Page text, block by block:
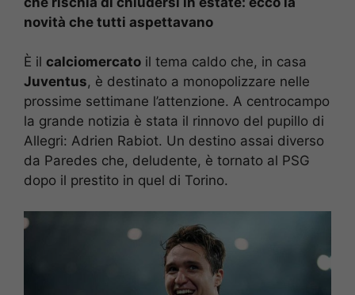
novità che tutti aspettavano
È il calciomercato il tema caldo che, in casa
Juventus, è destinato a monopolizzare nelle
prossime settimane l’attenzione. A centrocampo
la grande notizia è stata il rinnovo del pupillo di
Allegri: Adrien Rabiot. Un destino assai diverso
da Paredes che, deludente, è tornato al PSG
dopo il prestito in quel di Torino.